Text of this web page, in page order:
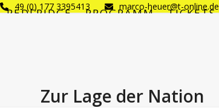
Skip49 (0) 177 3395413 marco-heuer@t-online.de
REDFRIDGE PROGRAMM TICKETS
Zur Lage der Nation